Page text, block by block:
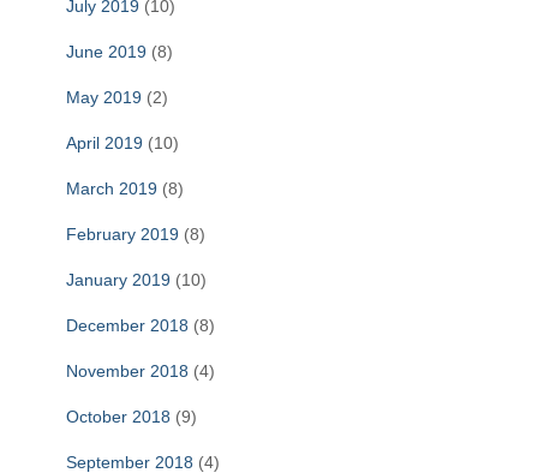
July 2019 (10)
June 2019 (8)
May 2019 (2)
April 2019 (10)
March 2019 (8)
February 2019 (8)
January 2019 (10)
December 2018 (8)
November 2018 (4)
October 2018 (9)
September 2018 (4)